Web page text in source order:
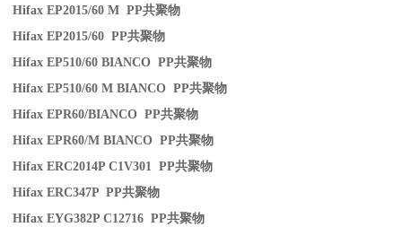
Hifax EP2015/60 M PP共聚物
Hifax EP2015/60 PP共聚物
Hifax EP510/60 BIANCO PP共聚物
Hifax EP510/60 M BIANCO PP共聚物
Hifax EPR60/BIANCO PP共聚物
Hifax EPR60/M BIANCO PP共聚物
Hifax ERC2014P C1V301 PP共聚物
Hifax ERC347P PP共聚物
Hifax EYG382P C12716 PP共聚物